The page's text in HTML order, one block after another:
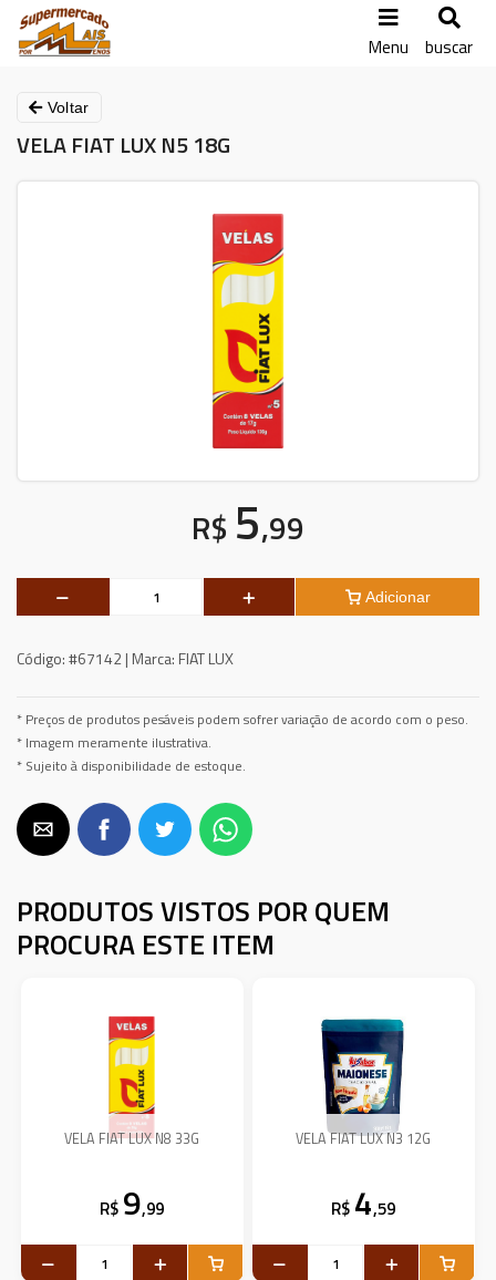
Menu buscar
Voltar
VELA FIAT LUX N5 18G
R$ 5,99
Adicionar
Código:#67142 | Marca: FIAT LUX
* Preços de produtos pesáveis podem sofrer variação de acordo com o peso.
* Imagem meramente ilustrativa.
* Sujeito à disponibilidade de estoque.
PRODUTOS VISTOS POR QUEM
PROCURA ESTE ITEM
VELA FIAT LUX N8 33G
R$ 9,99
VELA FIAT LUX N3 12G
R$ 4,59